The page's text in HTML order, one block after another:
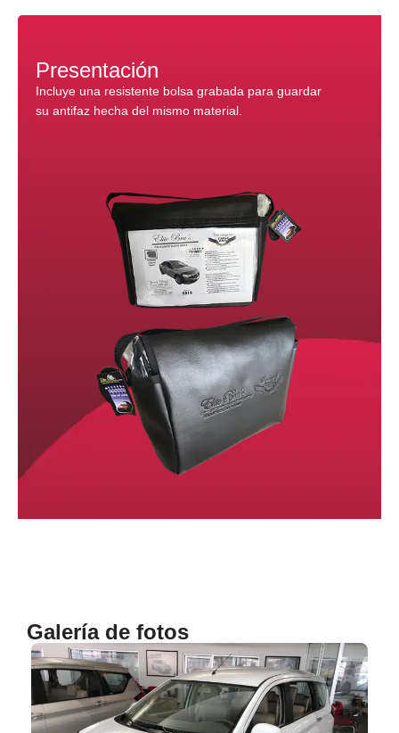
Presentación
Incluye una resistente bolsa grabada para guardar
su antifaz hecha del mismo material.
Galería de fotos